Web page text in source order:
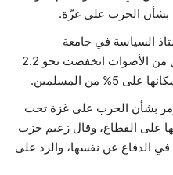
بشأن الحرب على غزّة.
السياسة في جامعة
ساوثهامبتون، أنّ حصة حزب العمال من الأصوات انخفضت نحو 2.2
من المسلمين.
بشأن الحرب على غزة تحت
على القطاع، وقال زعيم حزب
في الدفاع عن نفسها، والرد على